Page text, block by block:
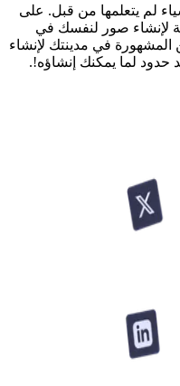
لم يتعلمها من قبل. على
لإنشاء صور لنفسك في
المشهورة في مدينتك لإنشاء
حدود لما يمكنك إنشاؤه!.